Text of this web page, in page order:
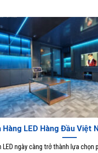
Hàng LED Hàng Đầu Việt
LED ngày càng trở thành lựa chọn